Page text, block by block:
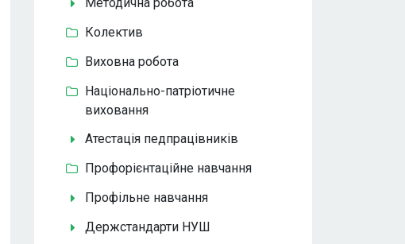
Колектив
Виховна робота
Національно-патріотичне
виховання
Атестація педпрацівників
Профорієнтаційне навчання
Профільне навчання
Держстандарти НУШ